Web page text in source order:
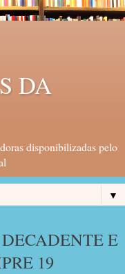
DA
disponibilizadas pelo
▼
E
19